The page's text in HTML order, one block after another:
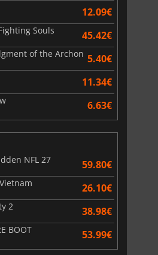
12.09€
Souls 45.42€
of the Archon 5.40€
11.34€
6.63€
NFL 27
59.80€
26.10€
2 38.98€
BOOT 53.99€